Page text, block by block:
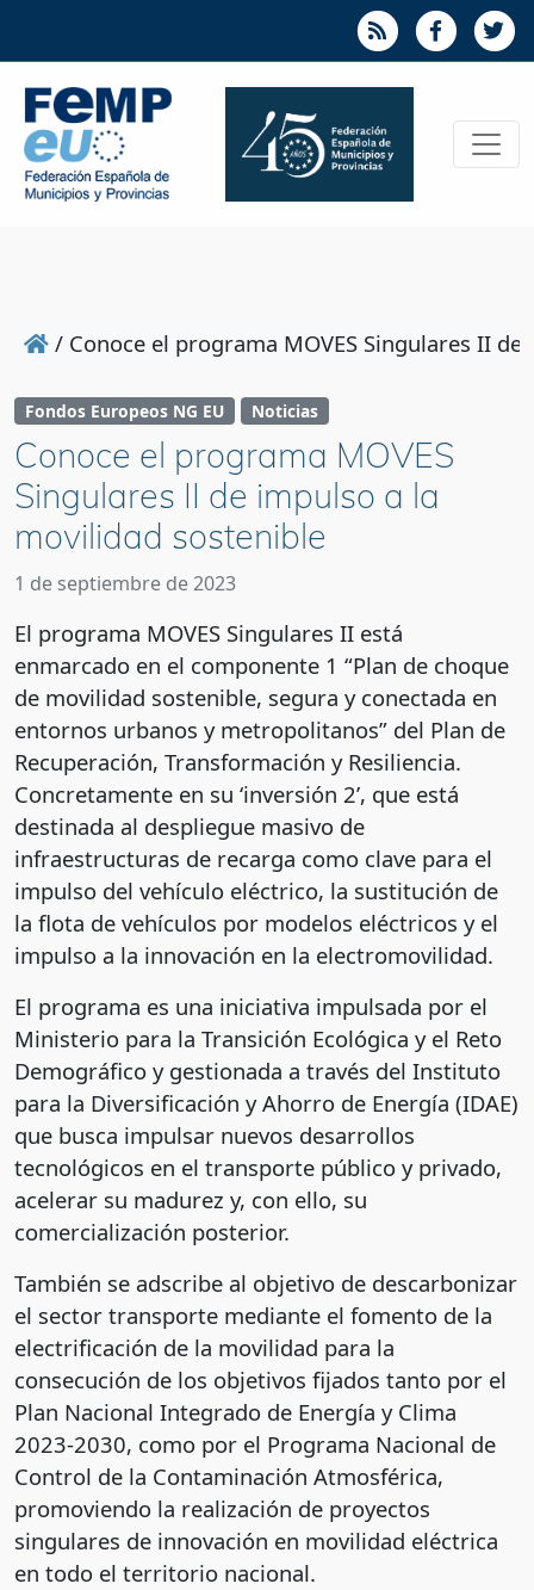
/ Conoce el programa MOVES Singulares II
Fondos Europeos NG EU Noticias
Conoce el programa MOVES
Singulares II de impulso a la
movilidad sostenible
1 de septiembre de 2023
El programa MOVES Singulares II está
enmarcado en el componente 1 “Plan de choque
de movilidad sostenible, segura y conectada en
entornos urbanos y metropolitanos” del Plan de
Recuperación, Transformación y Resiliencia.
Concretamente en su ‘inversión 2’, que está
destinada al despliegue masivo de
infraestructuras de recarga como clave para el
impulso del vehículo eléctrico, la sustitución de
la flota de vehículos por modelos eléctricos y el
impulso a la innovación en la electromovilidad.
El programa es una iniciativa impulsada por el
Ministerio para la Transición Ecológica y el Reto
Demográfico y gestionada a través del Instituto
para la Diversificación y Ahorro de Energía (IDAE)
que busca impulsar nuevos desarrollos
tecnológicos en el transporte público y privado,
acelerar su madurez y, con ello, su
comercialización posterior.
También se adscribe al objetivo de descarbonizar
el sector transporte mediante el fomento de la
electrificación de la movilidad para la
consecución de los objetivos fijados tanto por el
Plan Nacional Integrado de Energía y Clima
2023-2030, como por el Programa Nacional de
Control de la Contaminación Atmosférica,
promoviendo la realización de proyectos
singulares de innovación en movilidad eléctrica
en todo el territorio nacional.